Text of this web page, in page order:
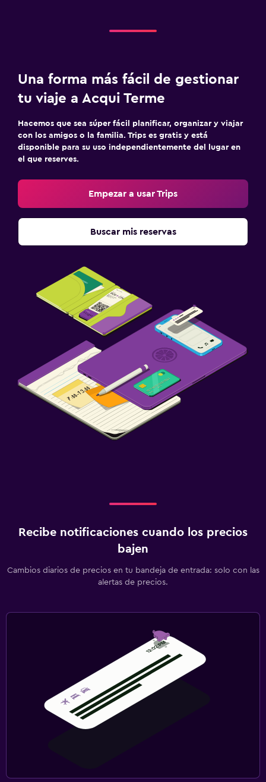
Una forma más fácil de gestionar
tu viaje a Acqui Terme
Hacemos que sea súper fácil planificar, organizar y viajar
con los amigos o la familia. Trips es gratis y está
disponible para su uso independientemente del lugar en
el que reserves.
Empezar a usar Trips
Buscar mis reservas
Recibe notificaciones cuando los precios
bajen
Cambios diarios de precios en tu bandeja de entrada: solo con las
alertas de precios.